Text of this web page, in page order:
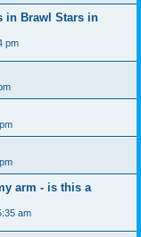
in Brawl Stars in
pm
arm - is this a
am